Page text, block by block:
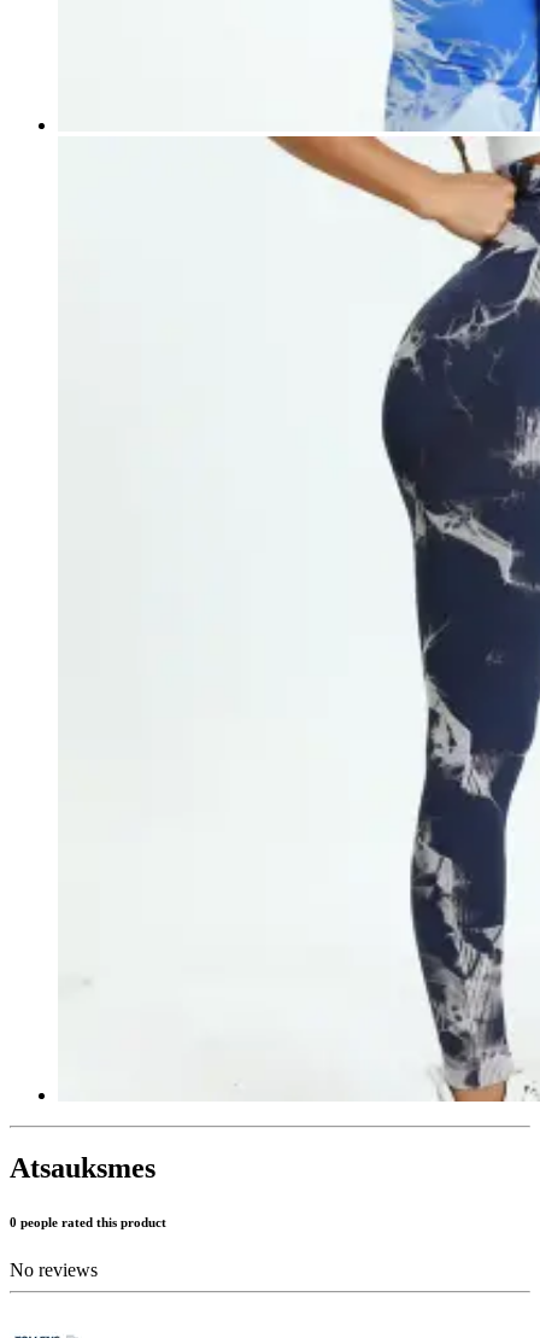
Atsauksmes
0 people rated this product
No reviews